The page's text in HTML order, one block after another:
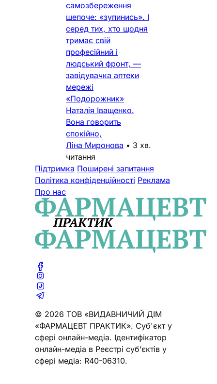
самозбереження
шепоче: «зупинись». І
серед тих, хто щодня
тримає свій
професійний і
людський фронт, —
завідувачка аптеки
мережі
«Подорожник»
Наталія Іващенко.
Вона говорить
спокійно,
Ліна Миронова • 3 хв.
читання
Підтримка Поширені запитання
Політика конфіденційності Реклама
Про нас
© 2026 ТОВ «ВИДАВНИЧИЙ ДІМ
«ФАРМАЦЕВТ ПРАКТИК». Cуб'єкт у
сфері онлайн-медіа. Ідентифікатор
онлайн-медіа в Реєстрі суб’єктів у
сфері медіа: R40-06310.